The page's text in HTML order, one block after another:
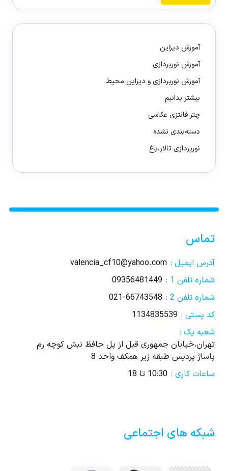
آموزش دیزاین
آموزش نورپردازی
آموزش نورپردازی و دیزاین محیط
بیشتر بدانیم
چتر فانتزی عکاسی
دسته‌بندی نشده
نورپردازی تالار،باغ
تماس
آدرس ایمیل : valencia_cf10@yahoo.com
شماره تلفن 1 :
09356481449
شماره تلفن 2 :
021-66743548
کد پستی : 1134835539
شعبه یک :
تهران،خیابان جمهوری قبل از پل حافظ نبش کوچه رم
پاساژ پردیس طبقه زیر همکف واحد 8
ساعات کاری : 10:30 تا 18
شبکه های اجتماعی